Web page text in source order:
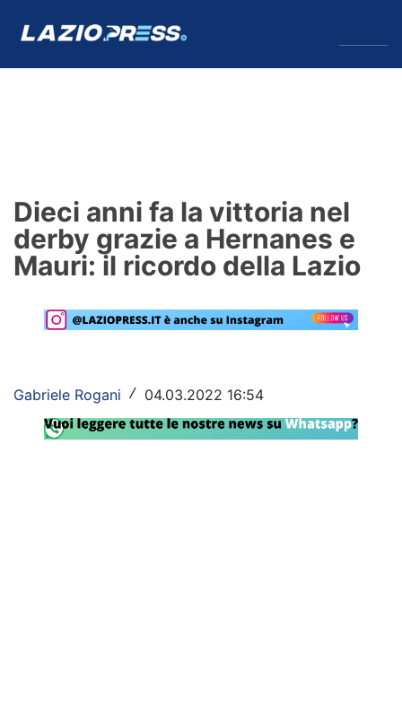
Formello
Infortuni
Primavera
Lazio Women
Rassegna Lazio
Dieci anni fa la vittoria nel
derby grazie a Hernanes e
Mauri: il ricordo della Lazio
Gabriele Rogani / 04.03.2022 16:54